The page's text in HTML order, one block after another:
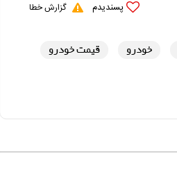
پسندیدم گزارش خطا
خودرو
قیمت خودرو